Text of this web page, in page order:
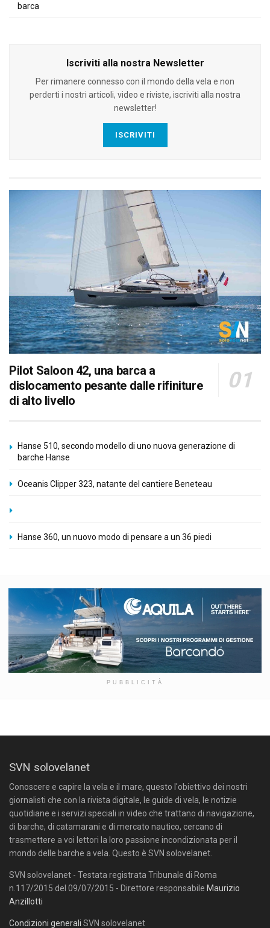
barca
Iscriviti alla nostra Newsletter
Per rimanere connesso con il mondo della vela e non
perderti i nostri articoli, video e riviste, iscriviti alla nostra
newsletter!
ISCRIVITI
Pilot Saloon 42, una barca a
dislocamento pesante dalle rifiniture
di alto livello
Hanse 510, secondo modello di uno nuova generazione di
barche Hanse
Oceanis Clipper 323, natante del cantiere Beneteau
Hanse 360, un nuovo modo di pensare a un 36 piedi
PUBBLICITÀ
SVN solovelanet
Conoscere e capire la vela e il mare, questo l'obiettivo dei nostri
giornalisti che con la rivista digitale, le guide di vela, le notizie
quotidiane e i servizi speciali in video che trattano di navigazione,
di barche, di catamarani e di mercato nautico, cercano di
trasmettere a voi lettori la loro passione incondizionata per il
mondo delle barche a vela. Questo è SVN solovelanet.
SVN solovelanet - Testata registrata Tribunale di Roma
n.117/2015 del 09/07/2015 - Direttore responsabile Maurizio
Anzillotti
Condizioni generali SVN solovelanet